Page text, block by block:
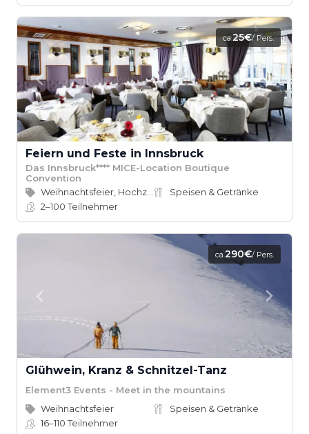
ca.25€/ Pers.
Feiern und Feste in Innsbruck
Das Innsbruck**** MICE-Location Boutique
Convention
Speisen & Getränke
2–100Teilnehmer
ca.290€/ Pers.
Glühwein, Kranz & Schnitzel-Tanz
Element3 Events - Meet in the mountains
Weihnachtsfeier
Speisen & Getränke
16–110Teilnehmer